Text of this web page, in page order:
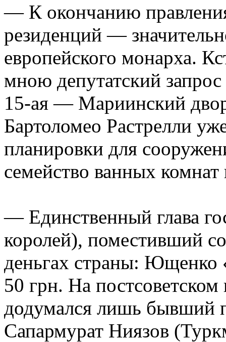
— К окончанию
резиденций —
европейского монарха.
мною депутатский
15-ая — Мариинский
Бартоломео Растрелли
планировки для
семейство ванных комнат
— Единственный глава
королей), поместивший
деньгах страны: Ющенко
50 грн. На постсоветском
додумался лишь бывший
Сапармурат Ниязов